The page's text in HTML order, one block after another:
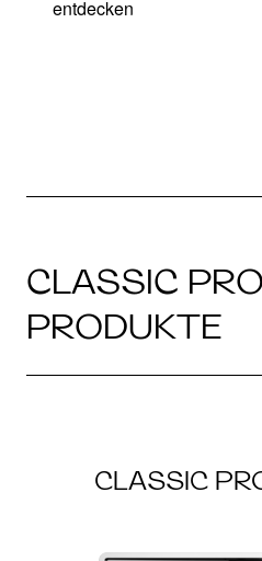
entdecken
CLASSIC
PRODUKTE
CLASSIC